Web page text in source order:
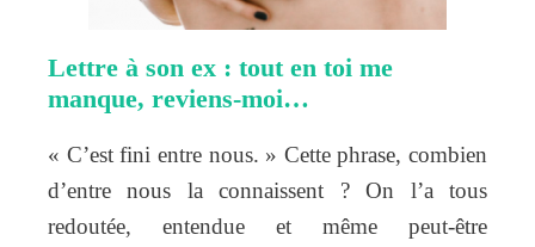
Lettre à son ex : tout en toi me
manque, reviens-moi…
« C’est fini entre nous. » Cette phrase, combien
d’entre nous la connaissent ? On l’a tous
redoutée, entendue et même peut-être